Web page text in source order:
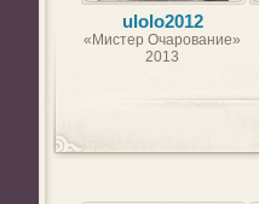
ulolo2012
«Мистер Очарование»
2013